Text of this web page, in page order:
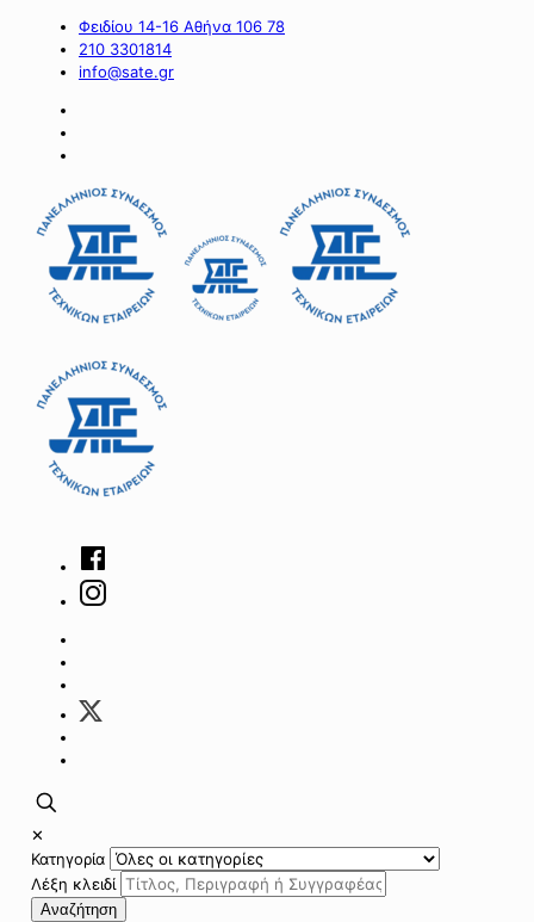
Φειδίου 14-16 Αθήνα 106 78
210 3301814
info@sate.gr
✕
Κατηγορία
Λέξη κλειδί
Αναζήτηση